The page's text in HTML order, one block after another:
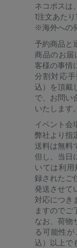
ネコポスは
1注文あた
※海外への
予約商品と
商品のお届
客様の事情
分割対応
込）を頂戴
で、お問い
いたします。
イベント会
弊社より指
送料は無料
但し、当日
いては利用
録されたご
発送させて
対応につき
ますのでご
なお、荷物
る可能性が
込）以上で